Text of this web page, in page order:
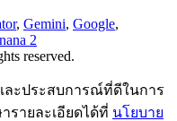
, Gemini, Google,
2
reserved.
ะประสบการณ์ที่ดีในการ
ายละเอียดได้ที่ นโยบาย